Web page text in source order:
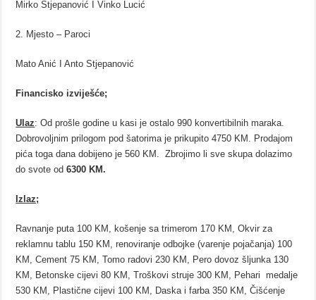
Mirko Stjepanović I Vinko Lucić
Mjesto – Paroci
Mato Anić I Anto Stjepanović
Financisko izviješće;
Ulaz: Od prošle godine u kasi je ostalo 990 konvertibilnih maraka.
Dobrovoljnim prilogom pod šatorima je prikupito 4750 KM. Prodajom
pića toga dana dobijeno je 560 KM. Zbrojimo li sve skupa dolazimo
do svote od6300 KM.
Izlaz;
Ravnanje puta 100 KM, košenje sa trimerom 170 KM, Okvir za
reklamnu tablu 150 KM, renoviranje odbojke (varenje pojačanja) 100
KM, Cement 75 KM, Tomo radovi 230 KM, Pero dovoz šljunka 130
KM, Betonske cijevi 80 KM, Troškovi struje 300 KM, Pehari medalje
530 KM, Plastične cijevi 100 KM, Daska i farba 350 KM, Čišćenje